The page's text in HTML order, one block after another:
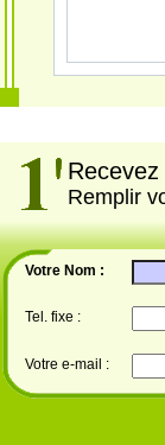
Recevez
Remplir
Votre Nom :
Tel. fixe :
Votre e-mail :